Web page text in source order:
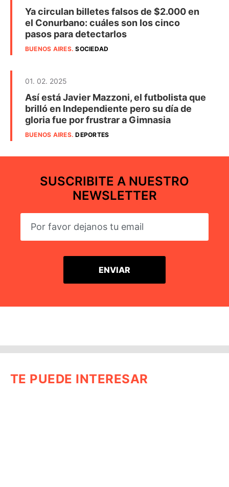
Ya circulan billetes falsos de $2.000 en
el Conurbano: cuáles son los cinco
pasos para detectarlos
BUENOS AIRES.SOCIEDAD
01. 02. 2025
Así está Javier Mazzoni, el futbolista que
brilló en Independiente pero su día de
gloria fue por frustrar a Gimnasia
BUENOS AIRES.DEPORTES
SUSCRIBITE A NUESTRO
NEWSLETTER
TE PUEDE INTERESAR